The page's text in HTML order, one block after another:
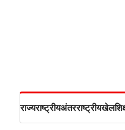
राज्यराष्ट्रीयअंतरराष्ट्रीयखेल